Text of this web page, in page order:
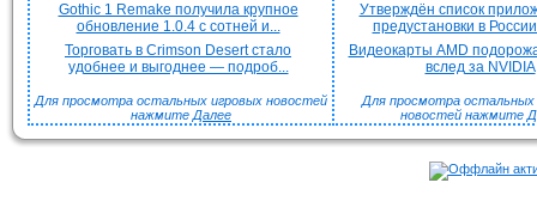
Gothic 1 Remake получила крупное
обновление 1.0.4 с сотней и...
Торговать в Crimson Desert стало
удобнее и выгоднее — подроб...
Для просмотра остальных игровых новостей
нажмите Далее
Утверждён список
предустановки в
Видеокарты AMD
вслед за NVIDIA
Для просмотра остальных
новостей нажмите